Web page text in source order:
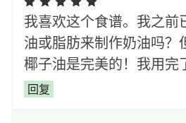
我喜欢这个食谱。我之
油或脂肪来制作奶油吗
椰子油是完美的！我用完
回复